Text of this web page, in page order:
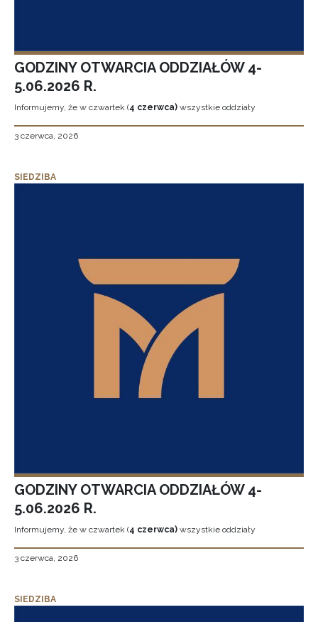
GODZINY OTWARCIA ODDZIAŁÓW 4-
5.06.2026 R.
Informujemy, że w czwartek (4 czerwca) wszystkie oddziały
3 czerwca, 2026
SIEDZIBA
GODZINY OTWARCIA ODDZIAŁÓW 4-
5.06.2026 R.
Informujemy, że w czwartek (4 czerwca) wszystkie oddziały
3 czerwca, 2026
SIEDZIBA